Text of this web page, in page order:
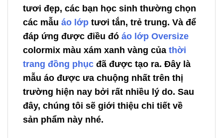
tươi đẹp, các bạn học sinh thường chọn
các mẫu áo lớp tươi tắn, trẻ trung. Và để
đáp ứng được điều đó áo lớp Oversize
colormix màu xám xanh vàng của thời
trang đồng phục đã được tạo ra. Đây là
mẫu áo được ưa chuộng nhất trên thị
trường hiện nay bởi rất nhiều lý do. Sau
đây, chúng tôi sẽ giới thiệu chi tiết về
sản phẩm này nhé.